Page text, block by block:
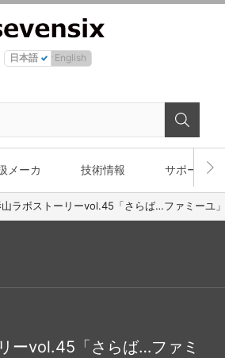
日本語 English
メーカ 技術情報 サポート
ラボストーリーvol.45「さらば…ファミーユ」
ーvol.45「さらば…ファミ